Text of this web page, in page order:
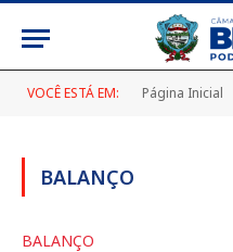
VOCÊ ESTÁ EM: Página Inicial
BALANÇO
BALANÇO